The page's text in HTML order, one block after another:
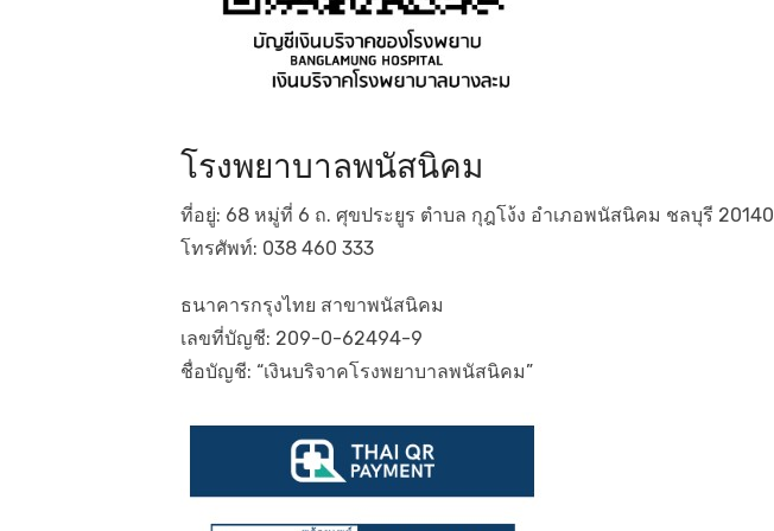
โรงพยาบาลพนัสนิคม
ที่อยู่: 68 หมู่ที่ 6 ถ. ศุขประยูร ตำบล กุฎโง้ง อำเภอพนัสนิคม ชลบุรี 20140
โทรศัพท์: 038 460 333
ธนาคารกรุงไทย สาขาพนัสนิคม
เลขที่บัญชี: 209-0-62494-9
ชื่อบัญชี: “เงินบริจาคโรงพยาบาลพนัสนิคม”